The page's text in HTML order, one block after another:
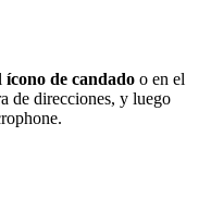
ícono de candado o en el
de direcciones, y luego